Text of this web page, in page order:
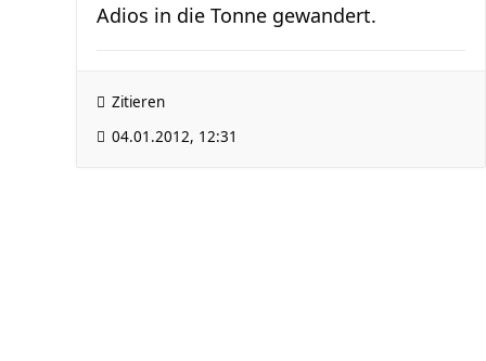
Adios in die Tonne gewandert.
Zitieren
04.01.2012, 12:31